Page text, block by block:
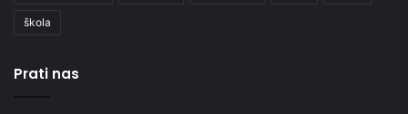
škola
Prati nas